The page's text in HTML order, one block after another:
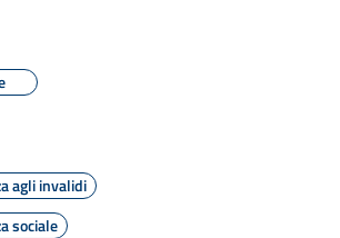
agli invalidi
sociale